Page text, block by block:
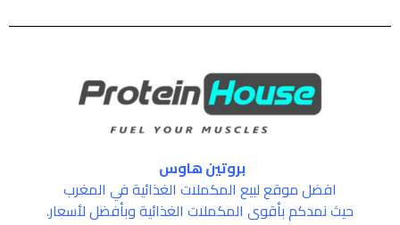
بروتين هاوس
افضل موقع لبيع المكملات الغذائية في المغرب
حيث نمدكم بأقوى المكملات الغذائية وبأفضل لأسعار.